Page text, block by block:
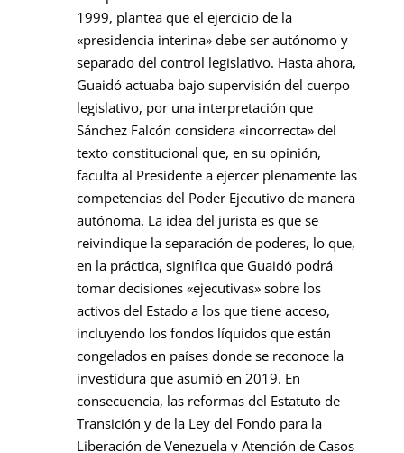
1999, plantea que el ejercicio de la
«presidencia interina» debe ser autónomo y
separado del control legislativo. Hasta ahora,
Guaidó actuaba bajo supervisión del cuerpo
legislativo, por una interpretación que
Sánchez Falcón considera «incorrecta» del
texto constitucional que, en su opinión,
faculta al Presidente a ejercer plenamente las
competencias del Poder Ejecutivo de manera
autónoma. La idea del jurista es que se
reivindique la separación de poderes, lo que,
en la práctica, significa que Guaidó podrá
tomar decisiones «ejecutivas» sobre los
activos del Estado a los que tiene acceso,
incluyendo los fondos líquidos que están
congelados en países donde se reconoce la
investidura que asumió en 2019. En
consecuencia, las reformas del Estatuto de
Transición y de la Ley del Fondo para la
Liberación de Venezuela y Atención de Casos